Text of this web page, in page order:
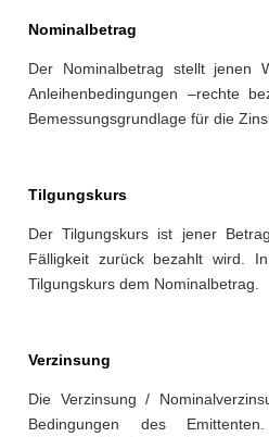
Nominalbetrag
Der Nominalbetrag stellt
Anleihenbedingungen –rechte
Bemessungsgrundlage für die
Tilgungskurs
Der Tilgungskurs ist jener
Fälligkeit zurück bezahlt wird.
Tilgungskurs dem Nominalbetrag.
Verzinsung
Die Verzinsung /
Bedingungen des